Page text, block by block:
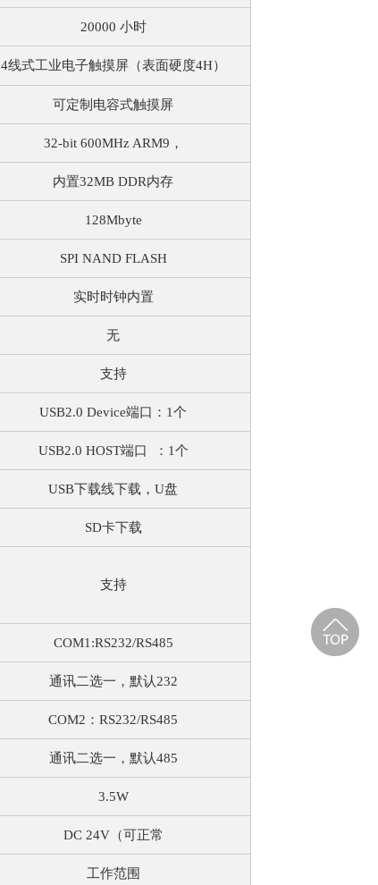
20000 小时
4线式工业电子触摸屏（表面硬度4H）
可定制电容式触摸屏
32-bit 600MHz ARM9，
内置32MB DDR内存
128Mbyte
SPI NAND FLASH
实时时钟内置
无
支持
USB2.0 Device端口：1个
USB2.0 HOST端口 ：1个
USB下载线下载，U盘
SD卡下载
支持
COM1:RS232/RS485
通讯二选一，默认232
COM2：RS232/RS485
通讯二选一，默认485
3.5W
DC 24V（可正常
工作范围